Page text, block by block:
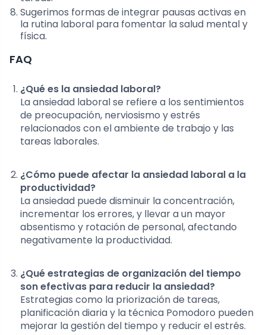
Sugerimos formas de integrar pausas activas en
la rutina laboral para fomentar la salud mental y
física.
FAQ
¿Qué es la ansiedad laboral?
La ansiedad laboral se refiere a los sentimientos
de preocupación, nerviosismo y estrés
relacionados con el ambiente de trabajo y las
tareas laborales.
¿Cómo puede afectar la ansiedad laboral a la
productividad?
La ansiedad puede disminuir la concentración,
incrementar los errores, y llevar a un mayor
absentismo y rotación de personal, afectando
negativamente la productividad.
¿Qué estrategias de organización del tiempo
son efectivas para reducir la ansiedad?
Estrategias como la priorización de tareas,
planificación diaria y la técnica Pomodoro pueden
mejorar la gestión del tiempo y reducir el estrés.